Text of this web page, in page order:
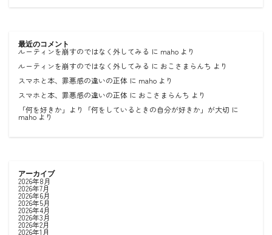
最近のコメント
ルーティンを崩すのではなく外してみる に maho より
ルーティンを崩すのではなく外してみる に おこさまらんち より
スマホと本、罪悪感の違いの正体 に maho より
スマホと本、罪悪感の違いの正体 に おこさまらんち より
「何を好きか」より「何をしているときの自分が好きか」が大切 に
mahoより
アーカイブ
2026年8月
2026年7月
2026年6月
2026年5月
2026年4月
2026年3月
2026年2月
2026年1月